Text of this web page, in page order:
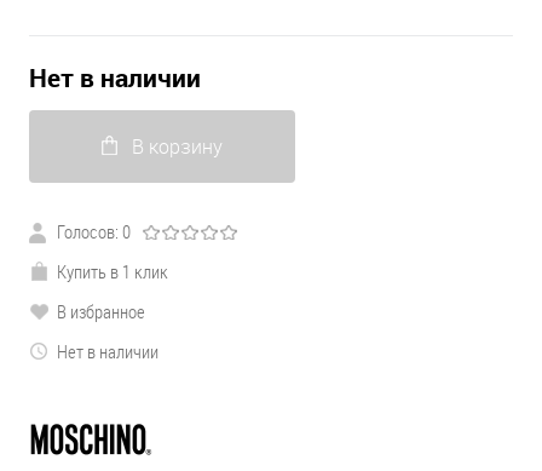
Нет в наличии
В корзину
Голосов: 0
Купить в 1 клик
В избранное
Нет в наличии